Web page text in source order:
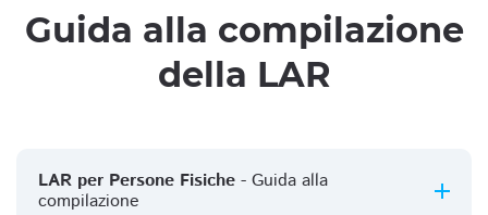
Guida alla compilazione
della LAR
LAR per Persone Fisiche - Guida alla
compilazione